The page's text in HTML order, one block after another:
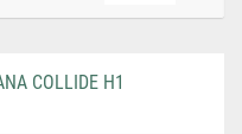
COLLIDE H1